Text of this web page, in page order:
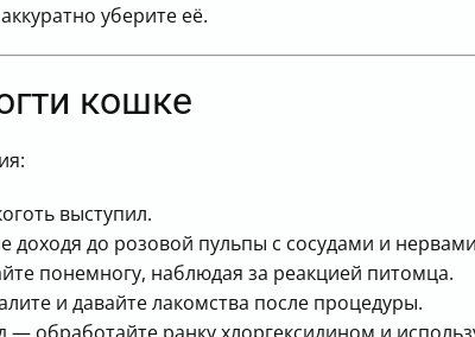
уберите её.
кошке
выступил.
доходя до розовой пульпы с сосудами и
понемногу, наблюдая за реакцией питомца.
и давайте лакомства после процедуры.